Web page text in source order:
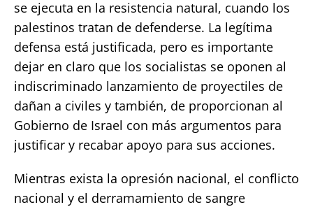
se ejecuta en la resistencia natural, cuando los
palestinos tratan de defenderse. La legítima
defensa está justificada, pero es importante
dejar en claro que los socialistas se oponen al
indiscriminado lanzamiento de proyectiles de
dañan a civiles y también, de proporcionan al
Gobierno de Israel con más argumentos para
justificar y recabar apoyo para sus acciones.
Mientras exista la opresión nacional, el conflicto
nacional y el derramamiento de sangre